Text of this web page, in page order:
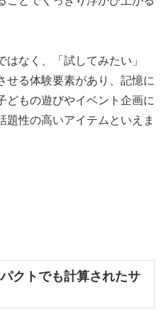
なく、「試してみたい」
せる体験要素があり、記憶に
どもの遊びやイベント企画に
題性の高いアイテムといえま
クトでも計算されたサ